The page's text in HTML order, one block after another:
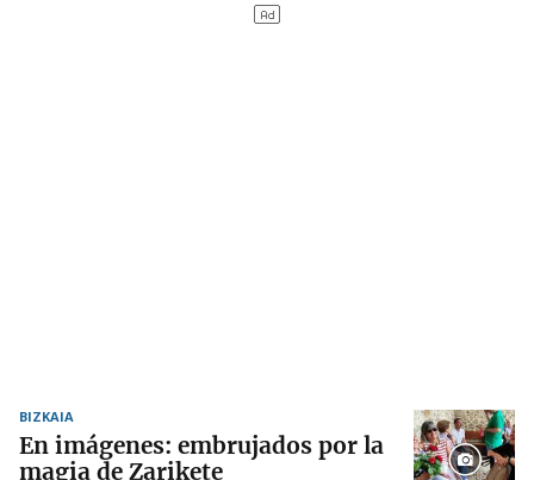
BIZKAIA
En imágenes: embrujados por la
magia de Zarikete